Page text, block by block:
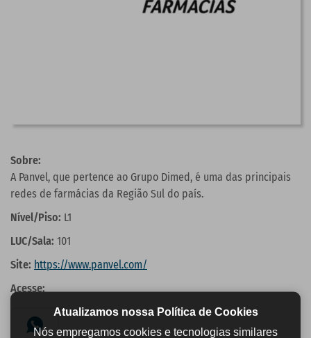
Sobre:
A Panvel, que pertence ao Grupo Dimed, é uma das principais
redes de farmácias da Região Sul do país.
Nível/Piso: L1
LUC/Sala: 101
Site: https://www.panvel.com/
Acesse:
Atualizamos nossa Política de Cookies
Nós empregamos cookies e tecnologias similares